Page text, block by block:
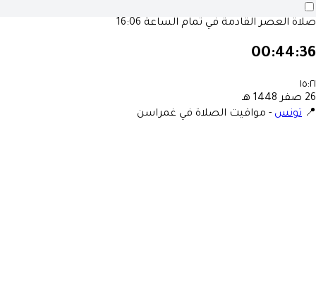
صلاة العصر القادمة في تمام الساعة 16:06
00:44:36
١٥:٢١
26 صفر 1448 هـ
📍 تونس - مواقيت الصلاة في غمراسن